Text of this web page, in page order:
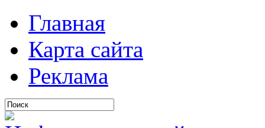
Главная
Карта сайта
Реклама